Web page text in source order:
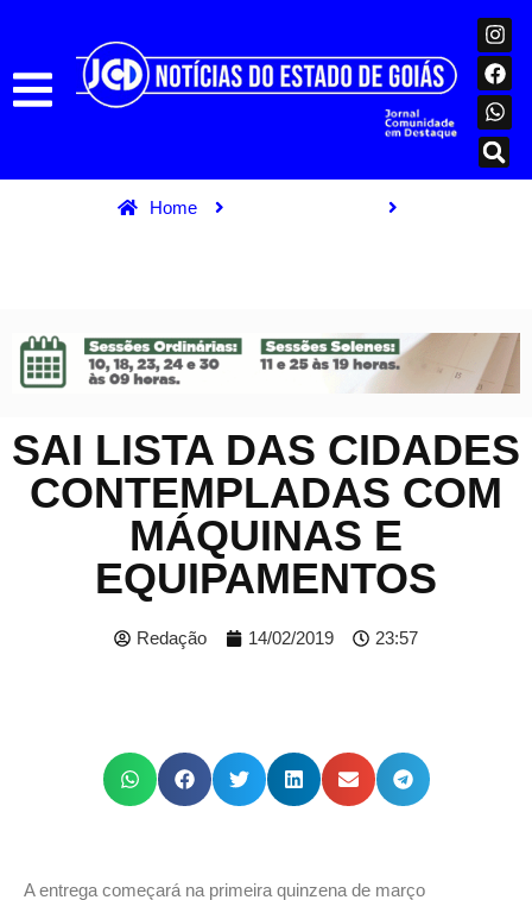
Home
SAI LISTA DAS CIDADES
CONTEMPLADAS COM
MÁQUINAS E
EQUIPAMENTOS
Redação 14/02/2019 23:57
A entrega começará na primeira quinzena de março